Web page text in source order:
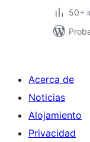
50+
Acerca de
Noticias
Alojamiento
Privacidad